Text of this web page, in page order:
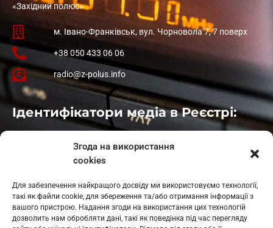
Згода на використання
cookies
Для забезпечення найкращого досвіду ми використовуємо технології,
такі як файли cookie, для збереження та/або отримання інформації з
вашого пристрою. Надання згоди на використання цих технологій
дозволить нам обробляти дані, такі як поведінка під час перегляду
«Західний полюс»
м. Івано-Франківськ, вул. Чорновола 7, 7 поверх
+38 050 433 06 06
radio@z-polus.info
Ідентифікатори медіа в Реєстрі:
: L11-01410
: L11-01801
Косів: L11-01805
Гарасимів: L11-02274